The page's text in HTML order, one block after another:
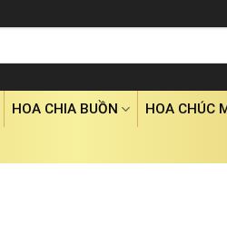
HOA CHIA BUỒN HOA CHÚC